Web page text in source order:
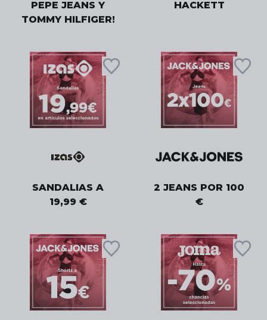
PEPE JEANS Y
TOMMY HILFIGER!
HACKETT
SANDALIAS A
19,99 €
2 JEANS POR 100
€